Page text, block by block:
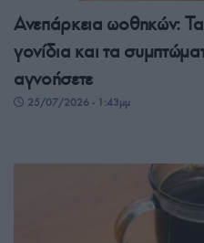
Ανεπάρκεια ωοθηκών:
γονίδια και τα
αγνοήσετε
25/07/2026 - 1:43μμ